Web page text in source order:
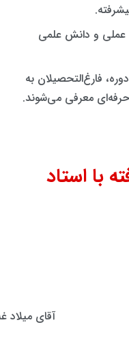
عملی و دانش علمی
فارغ‌التحصیلان به
حرفه‌ای معرفی می‌شوند.
با استاد
آقای میلاد